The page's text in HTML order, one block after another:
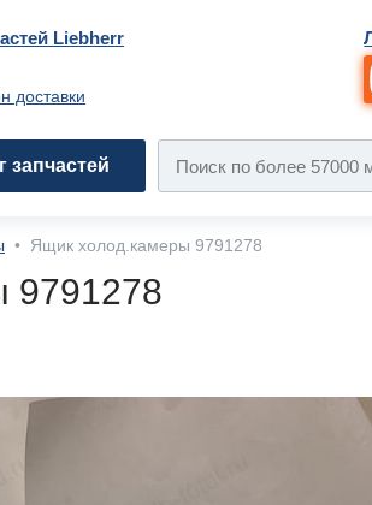
Liebherr
доставки
запчастей
• Ящик холод.камеры 9791278
9791278